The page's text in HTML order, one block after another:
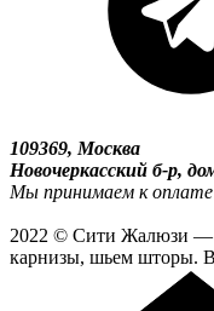
109369, Москва
Новочеркасский б-р,
Мы принимаем к
2022 © Сити Жалюзи —
карнизы, шьем шторы.